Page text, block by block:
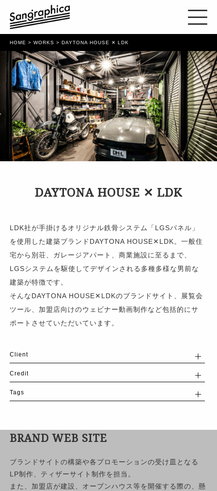
HOME > WORKS > DAYTONA HOUSE ✕ LDK
DAYTONA HOUSE ✕ LDK
LDK社が手掛けるオリジナル鉄骨システム「LGSパネル」
を使用した建築ブランドDAYTONA HOUSE✕LDK。一般住
宅から別荘、ガレージアパート、商業施設に至るまで、
LGSシステムを駆使してデザインされる多種多様な男前な
建築が特徴です。
そんなDAYTONA HOUSE✕LDKのブランドサイト、展覧会
ツール、加盟店向けのウェビナー動画制作など包括的にサ
ポートさせていただいています。
Client
Credit
Tags
BRAND WEB SITE
ブランドサイトの構築や各プロモーションの受け皿となる
LP制作、ティザーサイト制作を担当。
また、加盟店が建設、オープンハウス等を開催する際の、懸